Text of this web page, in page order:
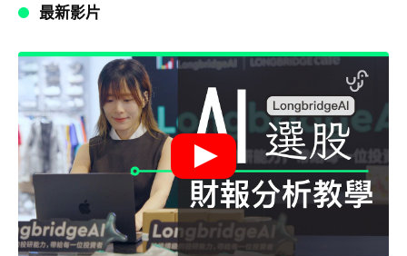
最新影片